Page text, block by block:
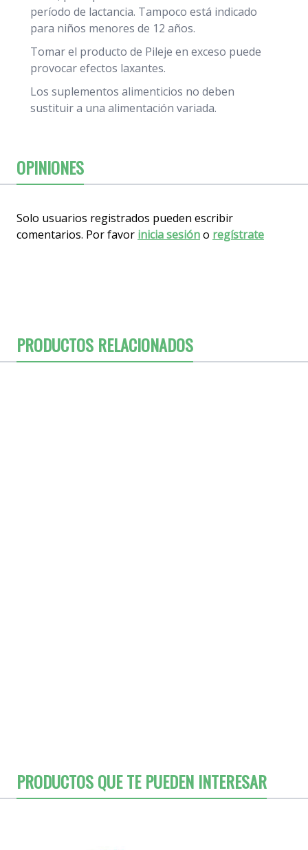
período de lactancia. Tampoco está indicado
para niños menores de 12 años.
Tomar el producto de Pileje en exceso puede
provocar efectos laxantes.
Los suplementos alimenticios no deben
sustituir a una alimentación variada.
OPINIONES
Solo usuarios registrados pueden escribir
comentarios. Por favor inicia sesióno regístrate
PRODUCTOS RELACIONADOS
PRODUCTOS QUE TE PUEDEN INTERESAR